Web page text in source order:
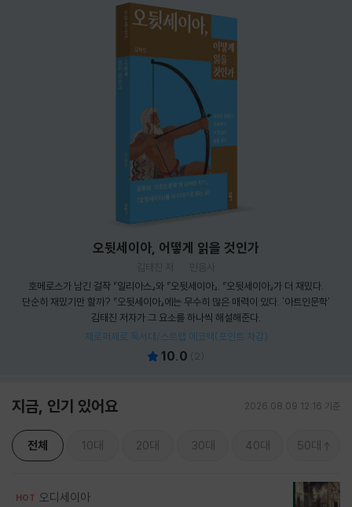
오뒷세이아, 어떻게 읽을 것인가
김태진 저
민음사
호메로스가 남긴 걸작 『일리아스』와 『오뒷세이아』. 『오뒷세이아』가 더 재밌다.
단순히 재밌기만 할까? 『오뒷세이아』에는 무수히 많은 매력이 있다. '아트인문학'
김태진 저자가 그 요소를 하나씩 해설해준다.
제로퍼제로 독서대/스트랩 에코백(포인트 차감)
10.0 ( 2)
지금, 인기 있어요 2026.08.09 12:16 기준
전체 10대 20대 30대 40대 50대
HOT 오디세이아